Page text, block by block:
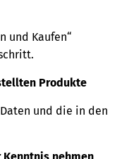
und Kaufen“
Produkte
und die in den